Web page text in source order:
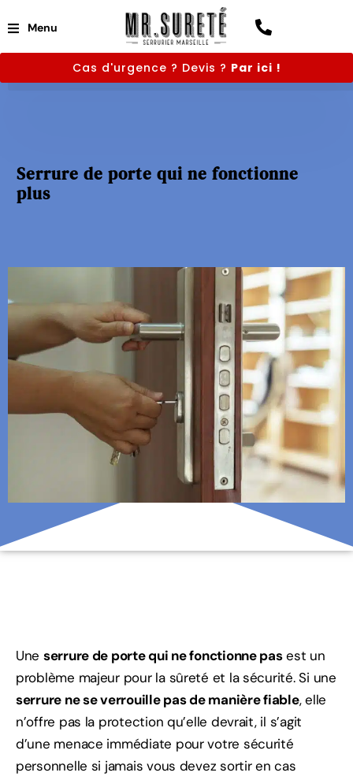
Menu
Cas d'urgence ? Devis ? Par ici !
Serrure de porte qui ne fonctionne
plus
Une serrure de porte qui ne fonctionne pasest un
problème majeur pour la sûreté et la sécurité. Si une
serrure ne se verrouille pas de manière fiable, elle
n’offre pas la protection qu’elle devrait, il s’agit
d’une menace immédiate pour votre sécurité
personnelle si jamais vous devez sortir en cas